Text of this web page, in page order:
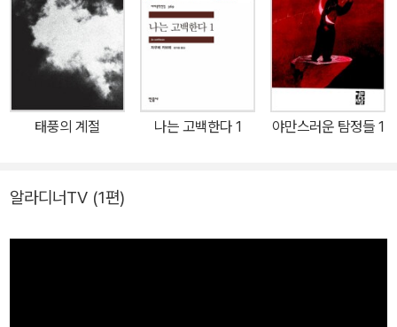
맞아 방대한 분량을 묶어 낸 한 권짜리 특별판으로 나왔다. 볼라뇨의
유작이기도 한 이 작품은 스페인어권 문학에서 절대적 위상을 차지할
뿐 아니라 세계적으로 큰 반향을 일으킨 바 있다. 한국어 번역으로 원
고지 총 6,573매에 달하는 이 대작은 그 분량에 걸맞은 방대한 이야
기들과 다층적인 문제의식들을 담아 내 출간 이후 많은 비평가들과
독자들의 열광적인 찬사를 받아 왔다. 『2666』은 볼라뇨의 가장 야심
임스 조임스와 같은 20세기 거장들에 견줄 만한 작가가 되었다는 평
을 받았다. 이번 『2666』 특별합본판은 큼직한 판형과 고급스러운 장
정으로 이 기념비적 대작에 어울리는 모습으로 선보인다. 우리 시대
태풍의 계절 나는 고백한다 1 야만스러운 탐정들 1
알라디너TV (1편)